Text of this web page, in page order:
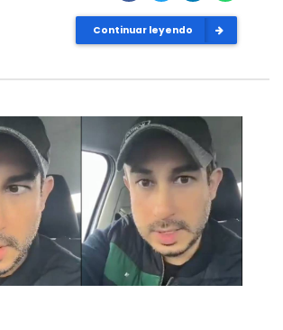
Continuar leyendo